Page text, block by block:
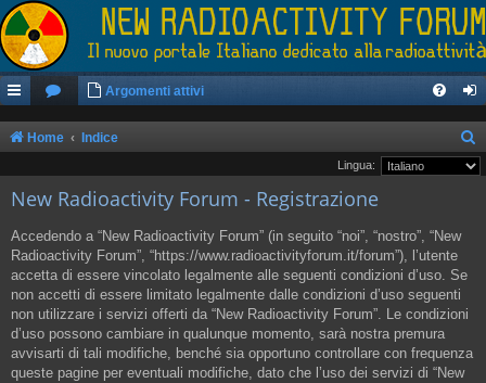
Argomenti attivi
Home Indice
Lingua:
New Radioactivity Forum - Registrazione
Accedendo a “New Radioactivity Forum” (in seguito “noi”, “nostro”, “New
Radioactivity Forum”, “https://www.radioactivityforum.it/forum”), l’utente
accetta di essere vincolato legalmente alle seguenti condizioni d’uso. Se
non accetti di essere limitato legalmente dalle condizioni d’uso seguenti
non utilizzare i servizi offerti da “New Radioactivity Forum”. Le condizioni
d’uso possono cambiare in qualunque momento, sarà nostra premura
avvisarti di tali modifiche, benché sia opportuno controllare con frequenza
queste pagine per eventuali modifiche, dato che l’uso dei servizi di “New